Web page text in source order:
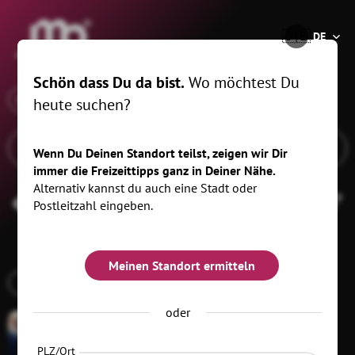
®
🇩🇪DE
Wann
Businessevents
Schön dass Du da bist. Wo möchtest Du
heute suchen?
Wenn Du Deinen Standort teilst, zeigen wir Dir
immer die Freizeittipps ganz in Deiner Nähe.
Alternativ kannst du auch eine Stadt oder
Postleitzahl eingeben.
Meinen Standort ermitteln
oder
PLZ/Ort